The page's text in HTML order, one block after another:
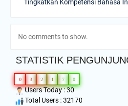
Tingkatkan Kompetensi Bahasa
No comments to show.
STATISTIK
0 3 2 1 7 0
Users Today : 30
Total Users : 32170